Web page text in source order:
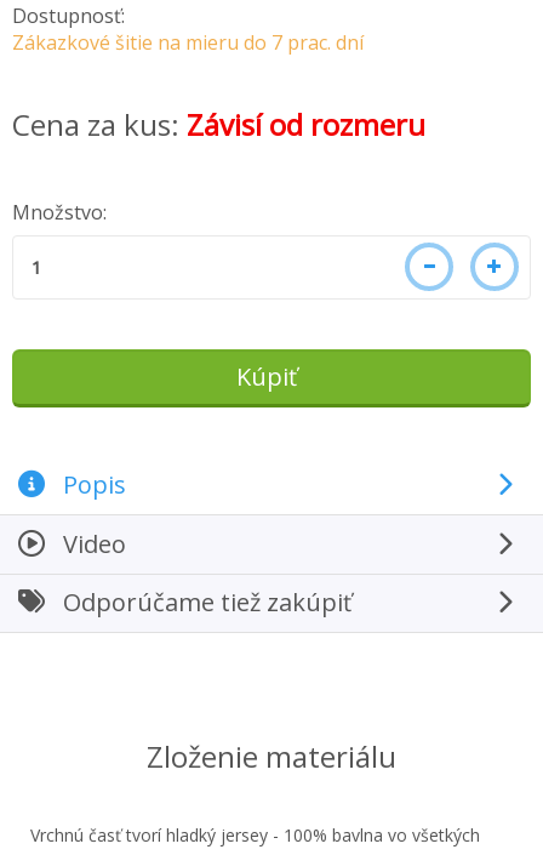
Dostupnosť:
Zákazkové šitie na mieru do 7 prac. dní
Cena za kus: Závisí od rozmeru
Množstvo:
Popis
Video
Odporúčame tiež zakúpiť
Zloženie materiálu
Vrchnú časť tvorí hladký jersey - 100% bavlna vo všetkých